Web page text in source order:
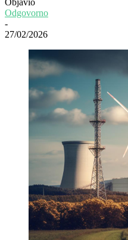
Odgovorno
-
27/02/2026